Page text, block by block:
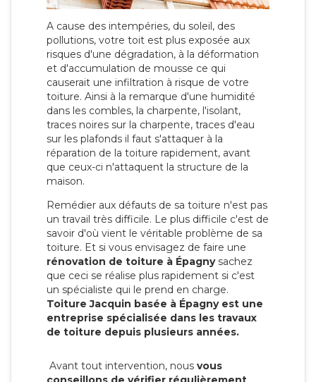
A cause des intempéries, du soleil, des
pollutions, votre toit est plus exposée aux
risques d'une dégradation, à la déformation
et d'accumulation de mousse ce qui
causerait une infiltration à risque de votre
toiture. Ainsi à la remarque d'une humidité
dans les combles, la charpente, l'isolant,
traces noires sur la charpente, traces d'eau
sur les plafonds il faut s'attaquer à la
réparation de la toiture rapidement, avant
que ceux-ci n'attaquent la structure de la
maison.
Remédier aux défauts de sa toiture n'est pas
un travail très difficile. Le plus difficile c'est de
savoir d'où vient le véritable problème de sa
toiture. Et si vous envisagez de faire une
rénovation de toiture à Épagnysachez
que ceci se réalise plus rapidement si c'est
un spécialiste qui le prend en charge.
Toiture Jacquin basée à Épagny est une
entreprise spécialisée dans les travaux
de toiture depuis plusieurs années.
Avant tout intervention, nous vous